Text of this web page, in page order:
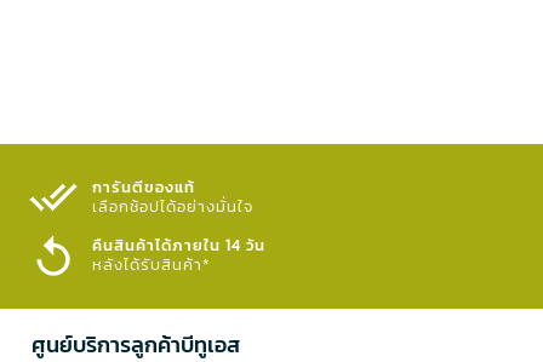
การันตีของแท้
เลือกช้อปได้อย่างมั่นใจ​
คืนสินค้าได้ภายใน 14 วัน
หลังได้รับสินค้า*
ศูนย์บริการลูกค้าบีทูเอส